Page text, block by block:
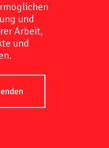
und
Arbeit,
und